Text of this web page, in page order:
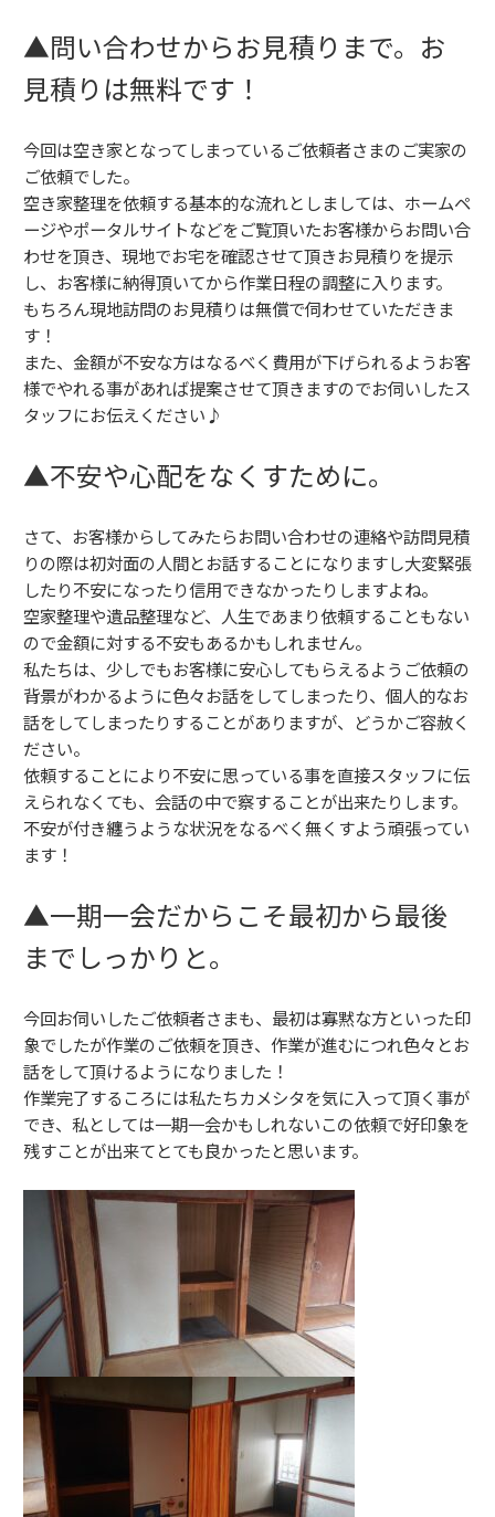
▲問い合わせからお見積りまで。お
見積りは無料です！
今回は空き家となってしまっているご依頼者さまのご実家の
ご依頼でした。
空き家整理を依頼する基本的な流れとしましては、ホームペ
ージやポータルサイトなどをご覧頂いたお客様からお問い合
わせを頂き、現地でお宅を確認させて頂きお見積りを提示
し、お客様に納得頂いてから作業日程の調整に入ります。
もちろん現地訪問のお見積りは無償で伺わせていただきま
す！
また、金額が不安な方はなるべく費用が下げられるようお客
様でやれる事があれば提案させて頂きますのでお伺いしたス
タッフにお伝えください♪
▲不安や心配をなくすために。
さて、お客様からしてみたらお問い合わせの連絡や訪問見積
りの際は初対面の人間とお話することになりますし大変緊張
したり不安になったり信用できなかったりしますよね。
空家整理や遺品整理など、人生であまり依頼することもない
ので金額に対する不安もあるかもしれません。
私たちは、少しでもお客様に安心してもらえるようご依頼の
背景がわかるように色々お話をしてしまったり、個人的なお
話をしてしまったりすることがありますが、どうかご容赦く
ださい。
依頼することにより不安に思っている事を直接スタッフに伝
えられなくても、会話の中で察することが出来たりします。
不安が付き纏うような状況をなるべく無くすよう頑張ってい
ます！
▲一期一会だからこそ最初から最後
までしっかりと。
今回お伺いしたご依頼者さまも、最初は寡黙な方といった印
象でしたが作業のご依頼を頂き、作業が進むにつれ色々とお
話をして頂けるようになりました！
作業完了するころには私たちカメシタを気に入って頂く事が
でき、私としては一期一会かもしれないこの依頼で好印象を
残すことが出来てとても良かったと思います。